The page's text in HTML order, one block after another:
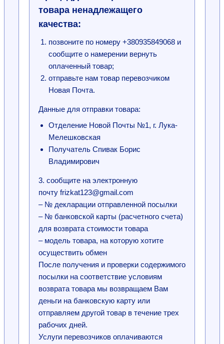
товара ненадлежащего
качества:
позвоните по номеру +380935849068 и
сообщите о намерении вернуть
оплаченный товар;
отправьте нам товар перевозчиком
Новая Почта.
Данные для отправки товара:
Отделение Новой Почты №1, г. Лука-
Мелешковская
Получатель Спивак Борис
Владимирович
3. сообщите на электронную
почту frizkat123@gmail.com
– № декларации отправленной посылки
– № банковской карты (расчетного счета)
для возврата стоимости товара
– модель товара, на которую хотите
осуществить обмен
После получения и проверки содержимого
посылки на соответствие условиям
возврата товара мы возвращаем Вам
деньги на банковскую карту или
отправляем другой товар в течение трех
рабочих дней.
Услуги перевозчиков оплачиваются